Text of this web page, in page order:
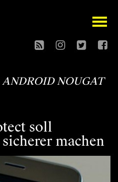
open
ANDROID NOUGAT
soll
machen